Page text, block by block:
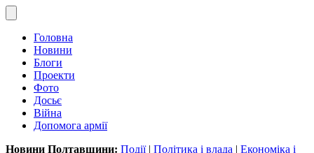
Головна
Новини
Блоги
Проекти
Фото
Досьє
Війна
Допомога армії
Новини Полтавщини: Події| Політика і влада | Економіка і